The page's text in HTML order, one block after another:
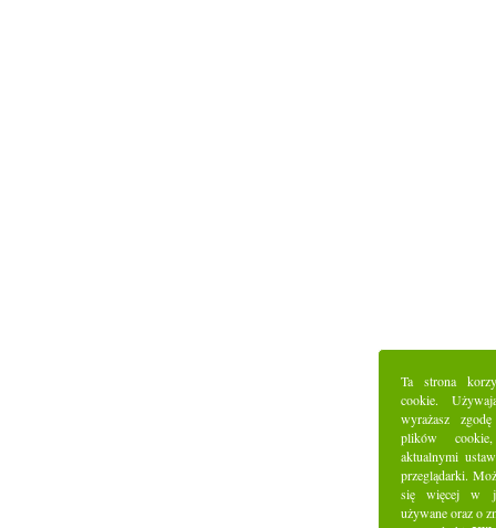
Ta strona
cookie.
wyrażasz
plików
aktualnymi
przeglądarki.
się więcej w
używane oraz o